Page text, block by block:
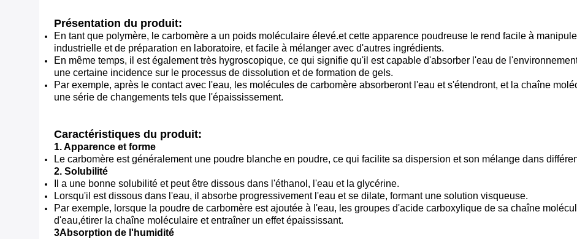
Présentation du produit:
En tant que polymère, le carbomère a un poids moléculaire élevé.et cette apparence poudreuse le rend facile à
industrielle et de préparation en laboratoire, et facile à mélanger avec d'autres ingrédients.
En même temps, il est également très hygroscopique, ce qui signifie qu'il est capable d'absorber l'eau de
une certaine incidence sur le processus de dissolution et de formation de gels.
Par exemple, après le contact avec l'eau, les molécules de carbomère absorberont l'eau et s'étendront, et la chaîne
une série de changements tels que l'épaississement.
Caractéristiques du produit:
1. Apparence et forme
Le carbomère est généralement une poudre blanche en poudre, ce qui facilite sa dispersion et son mélange dans
2. Solubilité
Il a une bonne solubilité et peut être dissous dans l'éthanol, l'eau et la glycérine.
Lorsqu'il est dissous dans l'eau, il absorbe progressivement l'eau et se dilate, formant une solution visqueuse.
Par exemple, lorsque la poudre de carbomère est ajoutée à l'eau, les groupes d'acide carboxylique de sa chaîne
d'eau,étirer la chaîne moléculaire et entraîner un effet épaississant.
3Absorption de l'humidité